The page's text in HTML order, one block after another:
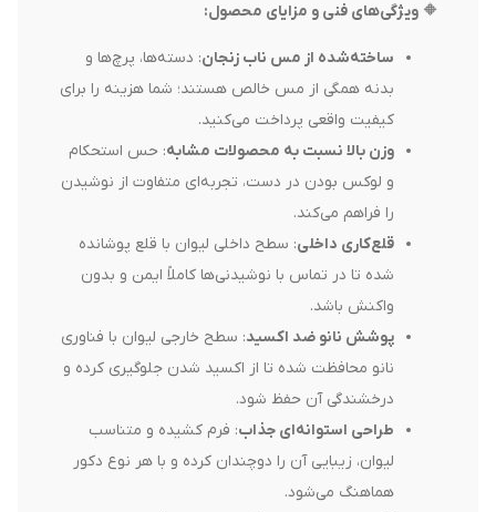
🔶 ویژگی‌های فنی و مزایای محصول:
ساخته‌شده از مس ناب زنجان: دسته‌ها، پرچ‌ها و
بدنه همگی از مس خالص هستند؛ شما هزینه را برای
کیفیت واقعی پرداخت می‌کنید.
وزن بالا نسبت به محصولات مشابه: حس استحکام
و لوکس بودن در دست، تجربه‌ای متفاوت از نوشیدن
را فراهم می‌کند.
قلع‌کاری داخلی: سطح داخلی لیوان با قلع پوشانده
شده تا در تماس با نوشیدنی‌ها کاملاً ایمن و بدون
واکنش باشد.
پوشش نانو ضد اکسید: سطح خارجی لیوان با فناوری
نانو محافظت شده تا از اکسید شدن جلوگیری کرده و
درخشندگی آن حفظ شود.
طراحی استوانه‌ای جذاب: فرم کشیده و متناسب
لیوان، زیبایی آن را دوچندان کرده و با هر نوع دکور
هماهنگ می‌شود.